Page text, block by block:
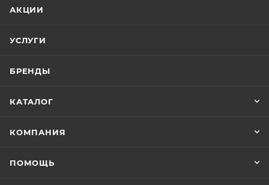
АКЦИИ
УСЛУГИ
БРЕНДЫ
КАТАЛОГ
КОМПАНИЯ
ПОМОЩЬ